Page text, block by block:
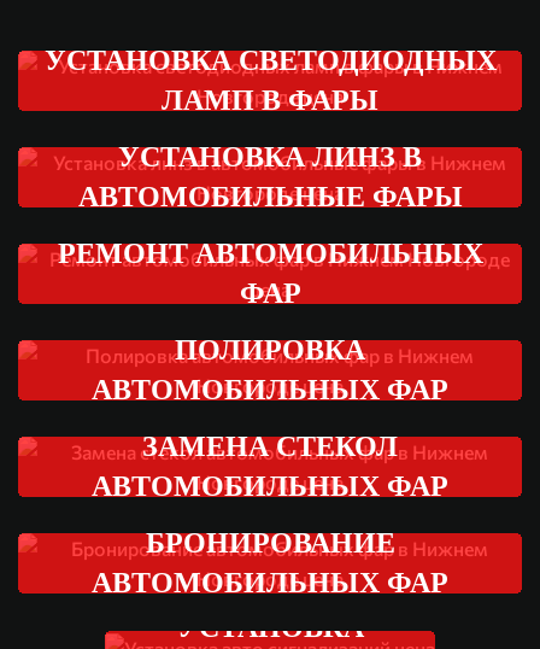
УСТАНОВКА СВЕТОДИОДНЫХ
ЛАМП В ФАРЫ
УСТАНОВКА ЛИНЗ В
АВТОМОБИЛЬНЫЕ ФАРЫ
РЕМОНТ АВТОМОБИЛЬНЫХ
ФАР
ПОЛИРОВКА
АВТОМОБИЛЬНЫХ ФАР
ЗАМЕНА СТЕКОЛ
АВТОМОБИЛЬНЫХ ФАР
БРОНИРОВАНИЕ
АВТОМОБИЛЬНЫХ ФАР
УСТАНОВКА